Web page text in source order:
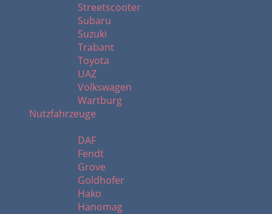
Streetscooter
Subaru
Suzuki
Trabant
Toyota
UAZ
Volkswagen
Wartburg
Nutzfahrzeuge
DAF
Fendt
Grove
Goldhofer
Hako
Hanomag